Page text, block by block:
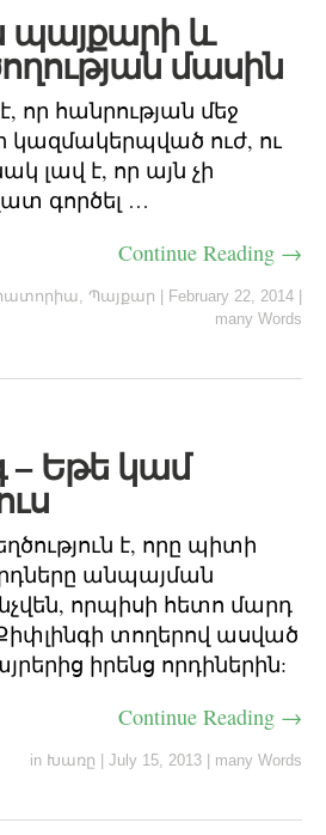
պայքարի և
մասին
որ հանրության մեջ
կազմակերպված ուժ, ու
լավ է, որ այն չի
գործել …
Continue Reading →
, Պայքար February 22, 2014
many Words
– Եթե կամ
է, որը պիտի
անպայման
որպիսի հետո մարդ
տողերով ասված
իրենց որդիներին:
Continue Reading →
in Խառը July 15, 2013 many Words